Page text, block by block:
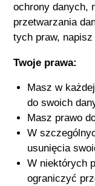
ochrony danych,
przetwarzania
tych praw, napisz
Twoje prawa:
Masz w
do swoich
Masz prawo
W
usunięcia
W niektórych
ograniczyć